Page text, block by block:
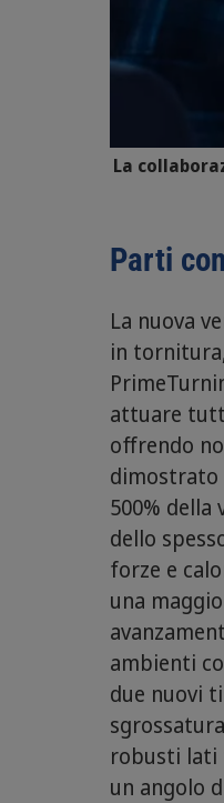
La
Parti
La nuova
in
attuare
offrendo
dimostrato
500%
dello
forze e
una
ambienti
due nuovi
robusti lati
un angolo